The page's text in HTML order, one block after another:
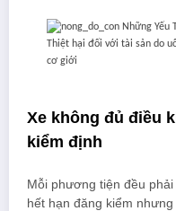
Thiệt hại đối với tài sản do
cơ giới
Xe không đủ điều
kiểm định
Mỗi phương tiện đều
hết hạn đăng kiểm